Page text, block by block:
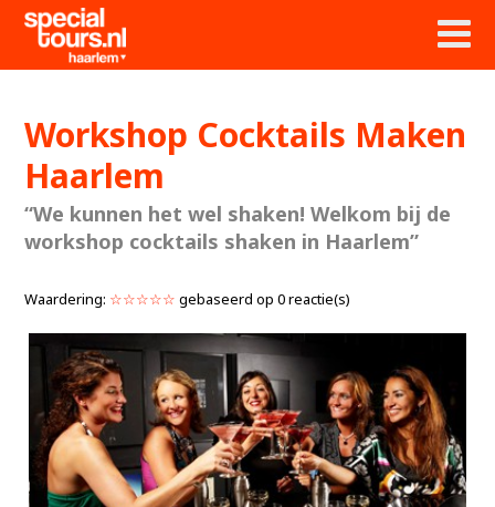
Workshop Cocktails Maken
Haarlem
“We kunnen het wel shaken! Welkom bij de
workshop cocktails shaken in Haarlem”
Waardering: ☆☆☆☆☆gebaseerd op0reactie(s)